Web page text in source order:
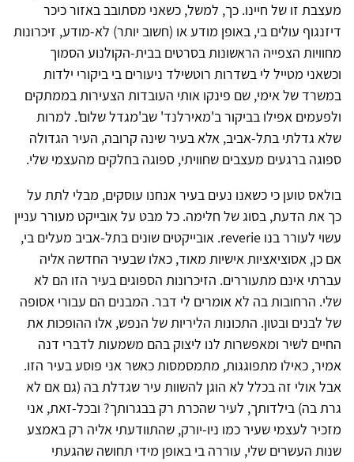
מעצבת זו של חיינו. כך, למשל, כשאני מסתובב באזור כיכר
דיזנגוף עולים בי, באופן מודע או (חשוב יותר) לא-מודע, זיכרונות
מחוויות הצפייה הראשונות בסרטים בבית-הקולנוע הסמוך
וכשאני מטייל לי בשדרות רוטשילד ניעורים בי ביקורי ילדות
במשרד של אימי, שם פינקו אותי העובדות הצעירות בממתקים
ולפעמים אפילו בביקור ב'מאירלנד' שב'מגדל שלום'. למרות
שלא גדלתי בתל-אביב, אלא בעיר שינה קרובה, העיר הגדולה
ספוגה ברגעים מעצבים שחוויתי, ספוגה בחלקים מהעצמי שלי.
בולאס טוען כי כשאנו נעים בעיר אנחנו עוסקים, מבלי לתת על
כך את הדעת, בסוג של חלימה. כל מבט על אובייקט מעורר עניין
עשוי לעורר בנו reverie. אובייקטים שונים בתל-אביב מעלים בי,
אם כן, אסוציאציות אישיות מאוד, כאלו שבעיר החדשה אליה
עברתי אינם מתעוררים. הזיכרונות הספוגים בעיר הזו הם לא
שלי. הרחובות בה לא אומרים לי דבר. המבנים הם עבורי אסופה
של לבנים ובטון. התכונות הליריות של הנפש, אלו ההופכות את
החיים לשיר ומאפשרות לנו ליצוק בהם משמעות לדברי דנה
אמיר, כאילו מתפוגגות, מתמסמסות כאשר אני פוסע בעיר הזו.
אבל אולי זה בכלל לא הוגן להשוות עיר שגדלת בה (גם אם לא
גרת בה) בילדותך, לעיר שהכרת רק בבגרותך? ובכל-זאת, אני
מזכיר לעצמי שעיר כמו ניו-יורק, שהתוודעתי אליה רק באמצע
שנות העשרים שלי, עוררה בי באופן מידי תחושה שהגעתי